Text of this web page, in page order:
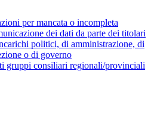
per mancata o incompleta
dei dati da parte dei titolari
politici, di amministrazione, di
o di governo
gruppi consiliari regionali/provinciali